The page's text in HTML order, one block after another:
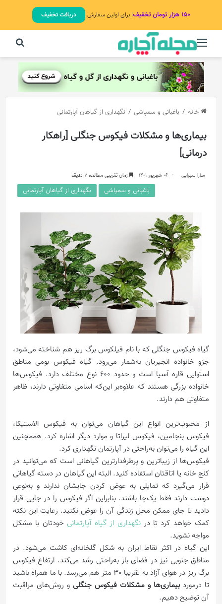
۱۵۰ هزار تومان تخفیف | برای اولین سفارش. دریافت تخفیف
منو
خانه / باغبانی و سمپاشی / نگهداری از گیاهان آپارتمانی
بیماری‌ها و مشکلات فیکوس جنگلی [راهکار
درمانی]
سارا سهرابی 06 شهریور 1401 زمان تقریبی مطالعه 7 دقیقه
باغبانی و سمپاشی نگهداری از گیاهان آپارتمانی
گیاه فیکوس جنگلی که با نام فیلکوس برگ ریز هم شناخته می‌شود،
جزو خانواده انجیریان به‌شمار می‌رود. گیاه فیکوس بومی مناطق
استوایی قاره آسیا است و حدود 600 نوع مختلف دارد. فیکوس‌ها
خانواده بزرگی هستند که علاوه‌بر این‌که اسامی متفاوتی دارند، ظاهر
متفاوتی هم دارند.
از محبوب‌ترین انواع این گیاهان می‌توان به فیکوس الاستیکا،
فیکوس بنجامین، فیکوس لیراتا و موارد دیگر اشاره کرد. هممچنین
این گیاه را می‌توان به‌راحتی در آپارتمان نگهداری کرد.
فیکوس‌ها از زیباترین و پرطرفدارترین گیاهانی است که می‌توانید در
کنج خانه یا اتاقتان استفاده کنید. البته این گیاهان در دسته گیاهانی
قرار می‌گیرد که تمایلی به عوض کردن جایشان ندارند و به‌نوعی
دوست دارند فقط یک‌جا باشند. بنابراین اگر فیکوس را در جایی قرار
دادید تا جای ممکن محل زندگی آن را عوض نکنید. رعایت این نکته
کمک خواهد کرد تا درنگهداری از گیاه آپارتمانی خودتان با مشکل
مواجه نشوید.
این گیاه در اکثر نقاط ایران به شکل گلخانه‌ای کاشت می‌شود. در
مناطق جنوبی نیز در فضای باز به‌راحتی رشد می‌کند. ارتفاع فیکوس
برگ ریز در هوای آزاد به تقریبا 30 متر هم می‌رسد. با ما همراه باشید
تا درموردبیماری‌ها و مشکلات فیکوس جنگلی و روش‌های مراقبت
آن توضیح دهیم.